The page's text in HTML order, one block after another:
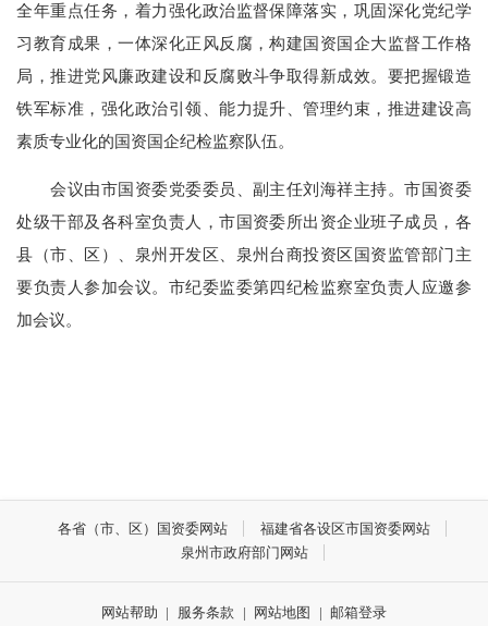
全年重点任务，着力强化政治监督保障落实，巩固深化党纪学
习教育成果，一体深化正风反腐，构建国资国企大监督工作格
局，推进党风廉政建设和反腐败斗争取得新成效。要把握锻造
铁军标准，强化政治引领、能力提升、管理约束，推进建设高
素质专业化的国资国企纪检监察队伍。
会议由市国资委党委委员、副主任刘海祥主持。市国资委
处级干部及各科室负责人，市国资委所出资企业班子成员，各
县（市、区）、泉州开发区、泉州台商投资区国资监管部门主
要负责人参加会议。市纪委监委第四纪检监察室负责人应邀参
加会议。
各省（市、区）国资委网站
福建省各设区市国资委网站
泉州市政府部门网站
网站帮助 | 服务条款 | 网站地图 | 邮箱登录